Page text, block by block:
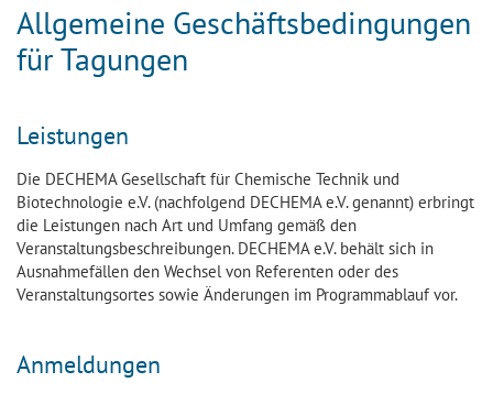
Allgemeine Geschäftsbedingungen
für Tagungen
Leistungen
Die DECHEMA Gesellschaft für Chemische Technik und
Biotechnologie e.V. (nachfolgend DECHEMA e.V. genannt) erbringt
die Leistungen nach Art und Umfang gemäß den
Veranstaltungsbeschreibungen. DECHEMA e.V. behält sich in
Ausnahmefällen den Wechsel von Referenten oder des
Veranstaltungsortes sowie Änderungen im Programmablauf vor.
Anmeldungen